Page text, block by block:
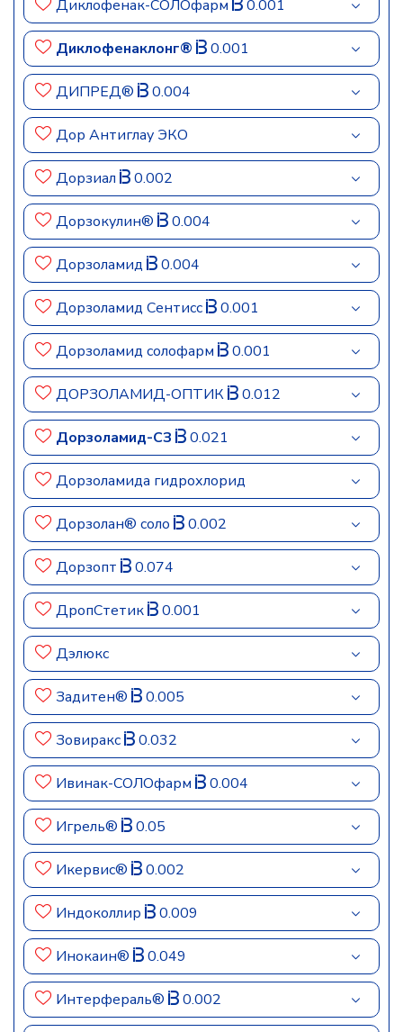
Диклофенак-СОЛОфарм 0.001
Диклофенаклонг® 0.001
ДИПРЕД® 0.004
Дор Антиглау ЭКО
Дорзиал 0.002
Дорзокулин® 0.004
Дорзоламид 0.004
Дорзоламид Сентисс 0.001
Дорзоламид солофарм 0.001
ДОРЗОЛАМИД-ОПТИК 0.012
Дорзоламид-СЗ 0.021
Дорзоламида гидрохлорид
Дорзолан® соло 0.002
Дорзопт 0.074
ДропСтетик 0.001
Дэлюкс
Задитен® 0.005
Зовиракс 0.032
Ивинак-СОЛОфарм 0.004
Игрель® 0.05
Икервис® 0.002
Индоколлир 0.009
Инокаин® 0.049
Интерфераль® 0.002